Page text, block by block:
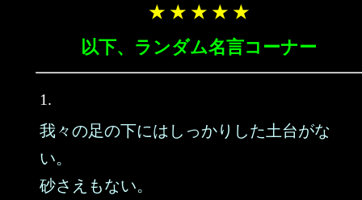
★ ★ ★ ★ ★
以下、ランダム名言コーナー
1.
我々の足の下にはしっかりした土台がな
い。
砂さえもない。